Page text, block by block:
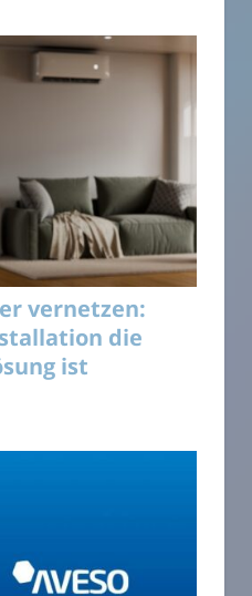
vernetzen:
die
ist